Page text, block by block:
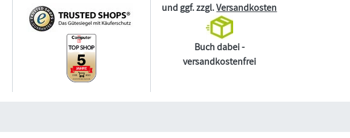
und ggf. zzgl.Versandkosten
Buch dabei -
versandkostenfrei